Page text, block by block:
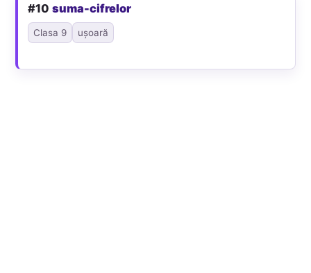
#10suma-cifrelor
Clasa 9 ușoară